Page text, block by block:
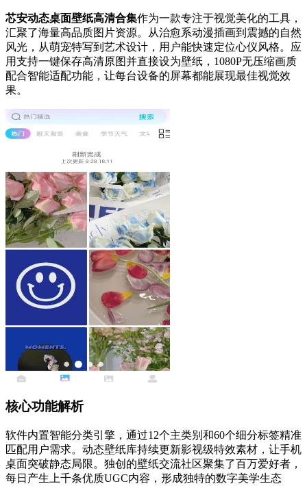
芯安动态桌面壁纸高清合集作为一款专注于视觉美化的工具，
汇聚了海量高品质图片资源。从治愈系动漫插画到震撼的自然
风光，从萌宠特写到艺术设计，用户能快速定位心仪风格。应
用支持一键保存高清原图并直接设为壁纸，1080P无压缩画质
配合智能适配功能，让每台设备的屏幕都能展现最佳视觉效
果。
核心功能解析
软件内置智能分类引擎，通过12个主类别和60个细分标签精准
匹配用户需求。动态壁纸库持续更新影视级特效素材，让手机
桌面突破静态局限。独创的壁纸交流社区聚集了百万爱好者，
每日产生上千条优质UGC内容，形成独特的数字美学生态